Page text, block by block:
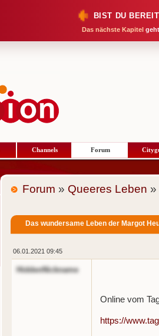
BIST DU
Das nächste Kapitel
Channels Forum
Forum » Queeres Leben
Das wundersame Leben der Margot
06.01.2021 09:45
HiddenNickname
Online vom
https://